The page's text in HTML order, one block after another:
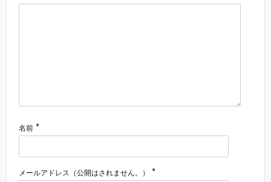
名前 *
メールアドレス（公開はされません。） *